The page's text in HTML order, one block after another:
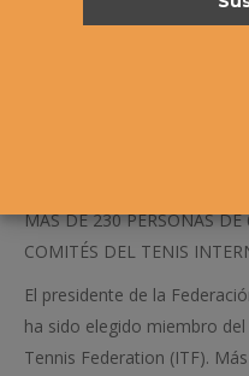
MAS DE 230 PERSONAS
COMITÉS DEL TENIS
El presidente de la
ha sido elegido miembro
Tennis Federation (ITF).